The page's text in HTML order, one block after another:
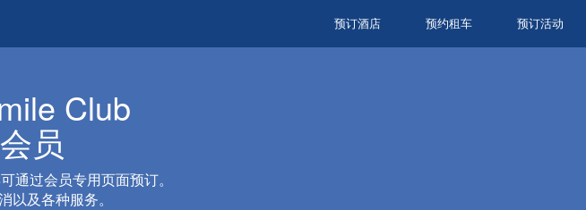
预订活动
预约租车
预订酒店
Club
员
通过会员专用页面预订。
以及各种服务。